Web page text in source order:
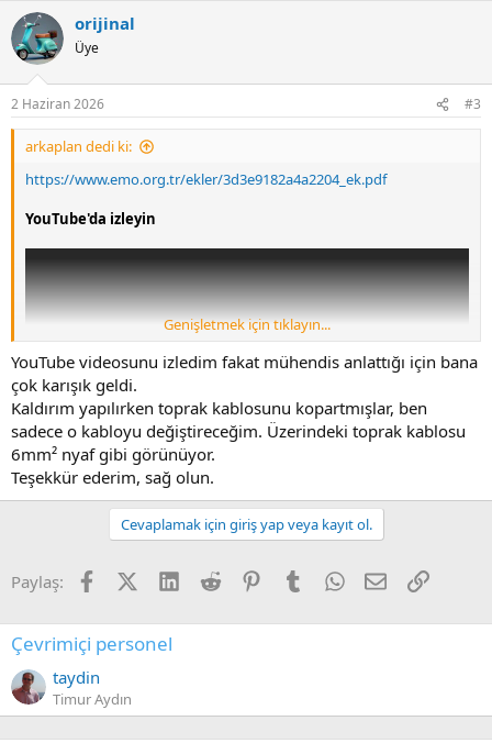
c
t
i
s
:
orijinal
Üye
2 Haziran 2026 #3
arkaplan dedi ki:
https://www.emo.org.tr/ekler/3d3e9182a4a2204_ek.pdf
YouTube'da izleyin
Genişletmek için tıklayın...
YouTube videosunu izledim fakat mühendis anlattığı için bana
çok karışık geldi.
Kaldırım yapılırken toprak kablosunu kopartmışlar, ben
sadece o kabloyu değiştireceğim. Üzerindeki toprak kablosu
6mm² nyaf gibi görünüyor.
Teşekkür ederim, sağ olun.
Cevaplamak için giriş yap veya kayıt ol.
Paylaş: FacebookX (Twitter)
LinkedIn
Reddit PinterestTumblrWhatsApp
E-postaLink
Çevrimiçi personel
taydin
Timur Aydın